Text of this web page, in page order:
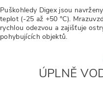
Puškohledy Digex jsou
teplot (-25 až +50 °C).
rychlou odezvou a zajišťuje
pohybujících objektů.
ÚPLNĚ